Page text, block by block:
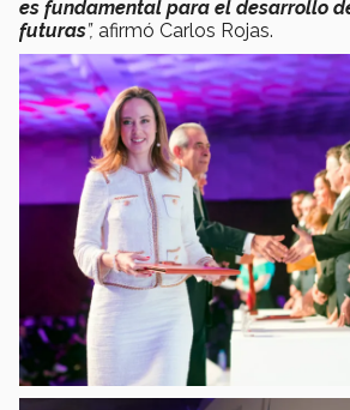
es fundamental para el desarrollo
futuras”, afirmó Carlos Rojas.